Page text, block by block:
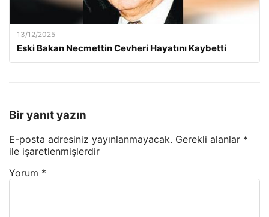
13/12/2025
Eski Bakan Necmettin Cevheri Hayatını Kaybetti
Bir yanıt yazın
E-posta adresiniz yayınlanmayacak. Gerekli alanlar *
ile işaretlenmişlerdir
Yorum *